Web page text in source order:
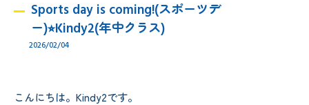
Sports day is coming!(スポーツデ
ー)⭐︎Kindy2(年中クラス)
2026/02/04
こんにちは。Kindy2です。